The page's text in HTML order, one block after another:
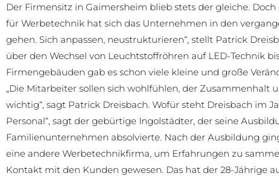
Der Firmensitz in Gaimersheim blieb stets der gleiche.
für Werbetechnik hat sich das Unternehmen in den
gehen. Sich anpassen, neustrukturieren“, stellt Patrick
über den Wechsel von Leuchtstoffröhren auf LED-Technik
Firmengebäuden gab es schon viele kleine und große
„Die Mitarbeiter sollen sich wohlfühlen, der
wichtig“, sagt Patrick Dreisbach. Wofür steht Dreisbach im
Personal“, sagt der gebürtige Ingolstädter, der seine
Familienunternehmen absolvierte. Nach der Ausbildung
eine andere Werbetechnikfirma, um Erfahrungen zu
Kontakt mit den Kunden gewesen. Das hat der 28-Jährige